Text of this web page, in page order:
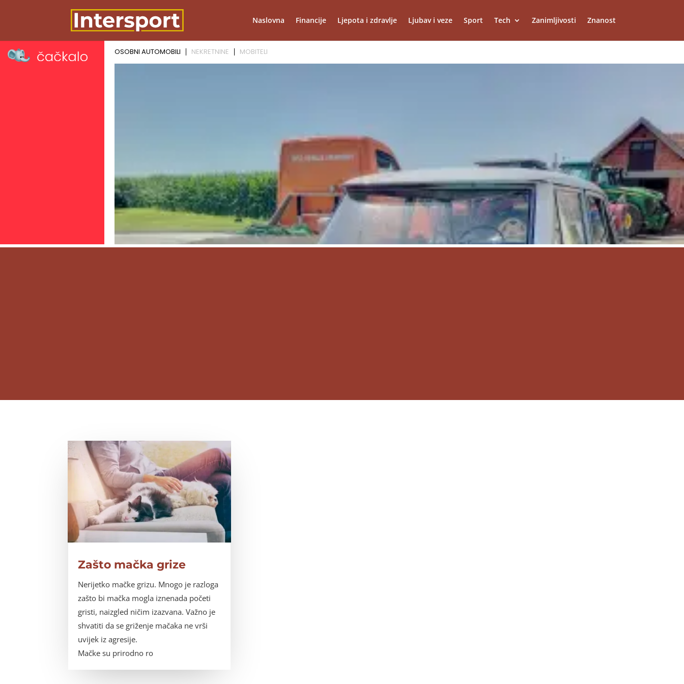
Naslovna Financije Ljepota i zdravlje Ljubav i veze Sport Tech Zanimljivosti Znanost
Zašto mačka grize
Nerijetko mačke grizu. Mnogo je razloga
zašto bi mačka mogla iznenada početi
gristi, naizgled ničim izazvana. Važno je
shvatiti da se griženje mačaka ne vrši
uvijek iz agresije.
Mačke su prirodno ro